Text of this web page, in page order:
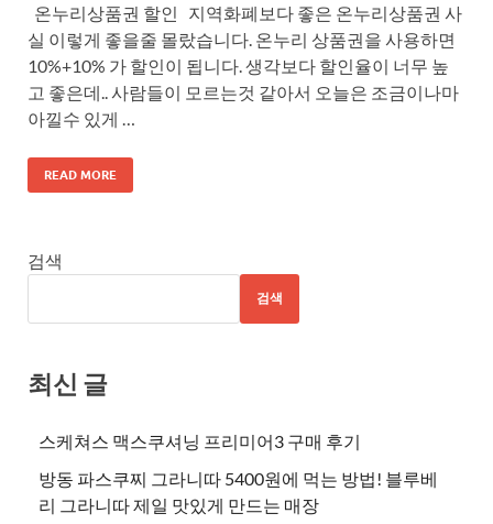
온누리상품권 할인 지역화폐보다 좋은 온누리상품권 사
실 이렇게 좋을줄 몰랐습니다. 온누리 상품권을 사용하면
10%+10% 가 할인이 됩니다. 생각보다 할인율이 너무 높
고 좋은데.. 사람들이 모르는것 같아서 오늘은 조금이나마
아낄수 있게 …
READ MORE
검색
검색
최신 글
스케쳐스 맥스쿠셔닝 프리미어3 구매 후기
방동 파스쿠찌 그라니따 5400원에 먹는 방법! 블루베
리 그라니따 제일 맛있게 만드는 매장